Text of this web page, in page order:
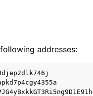
addresses: